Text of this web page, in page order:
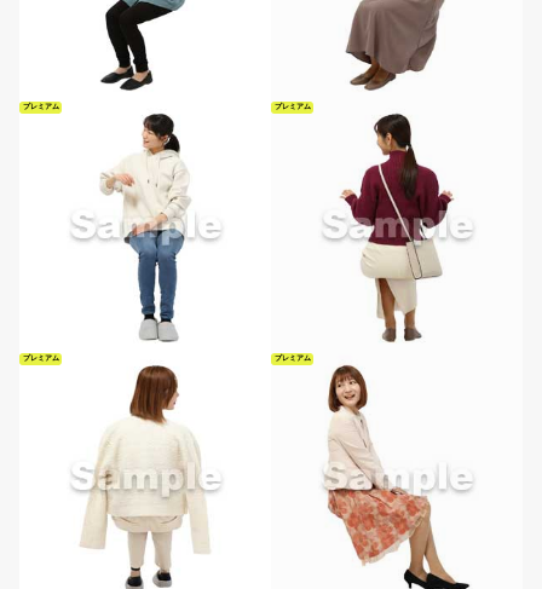
プレミアム プレミアム
プレミアム プレミアム